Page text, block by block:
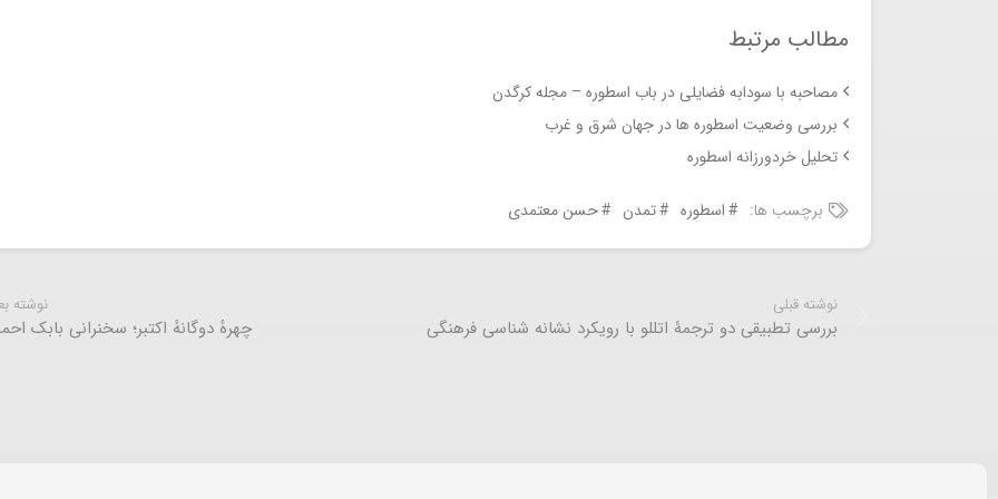
مطالب مرتبط
مصاحبه با سودابه فضایلی در باب اسطوره – مجله کرگدن
بررسی وضعیت اسطوره ها در جهان شرق و غرب
تحلیل خردورزانه اسطوره
برچسب ها: اسطوره تمدن حسن معتمدی
نوشته قبلی
بررسی تطبیقی دو ترجمۀ اتللو با رویکرد نشانه شناسی فرهنگی
نوشته
چهرهٔ دوگانهٔ اکتبر؛ سخنرانی بابک